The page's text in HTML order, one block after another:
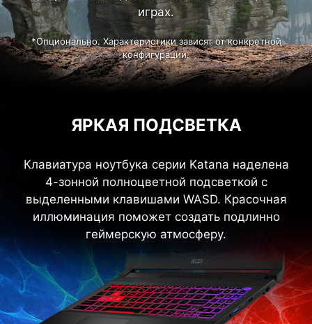
играх.
*Опционально. Характеристики зависят от конкретной
конфигурации.
ЯРКАЯ ПОДСВЕТКА
Клавиатура ноутбука серии Katana наделена
4-зонной полноцветной подсветкой с
выделенными клавишами WASD. Красочная
иллюминация поможет создать подлинно
геймерскую атмосферу.